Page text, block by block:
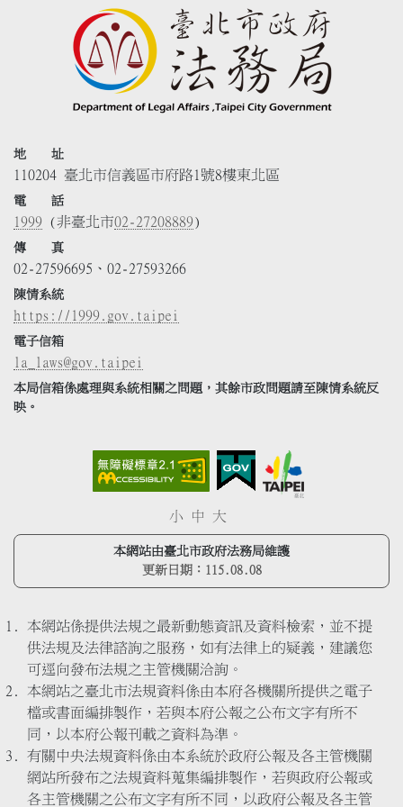
地 址
110204 臺北市信義區市府路1號8樓東北區
電 話
1999 (非臺北市02-27208889)
傳 真
02-27596695、02-27593266
陳情系統
https://1999.gov.taipei
電子信箱
la_laws@gov.taipei
本局信箱係處理與系統相關之問題，其餘市政問題請至陳情系統反
映。
小 中 大
本網站由臺北市政府法務局維護
更新日期： 115.08.08
本網站係提供法規之最新動態資訊及資料檢索，並不提
供法規及法律諮詢之服務，如有法律上的疑義，建議您
可逕向發布法規之主管機關洽詢。
本網站之臺北市法規資料係由本府各機關所提供之電子
檔或書面編排製作，若與本府公報之公布文字有所不
同，以本府公報刊載之資料為準。
有關中央法規資料係由本系統於政府公報及各主管機關
網站所發布之法規資料蒐集編排製作，若與政府公報或
各主管機關之公布文字有所不同，以政府公報及各主管